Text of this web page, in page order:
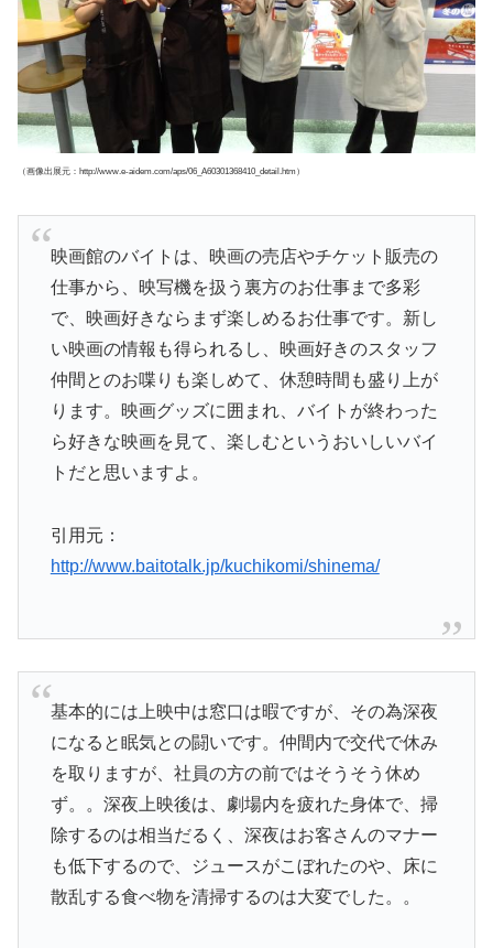
（画像出展元：http://www.e-aidem.com/aps/06_A60301368410_detail.htm）
映画館のバイトは、映画の売店やチケット販売の
仕事から、映写機を扱う裏方のお仕事まで多彩
で、映画好きならまず楽しめるお仕事です。新し
い映画の情報も得られるし、映画好きのスタッフ
仲間とのお喋りも楽しめて、休憩時間も盛り上が
ります。映画グッズに囲まれ、バイトが終わった
ら好きな映画を見て、楽しむというおいしいバイ
トだと思いますよ。
引用元：
http://www.baitotalk.jp/kuchikomi/shinema/
基本的には上映中は窓口は暇ですが、その為深夜
になると眠気との闘いです。仲間内で交代で休み
を取りますが、社員の方の前ではそうそう休め
ず。。深夜上映後は、劇場内を疲れた身体で、掃
除するのは相当だるく、深夜はお客さんのマナー
も低下するので、ジュースがこぼれたのや、床に
散乱する食べ物を清掃するのは大変でした。。